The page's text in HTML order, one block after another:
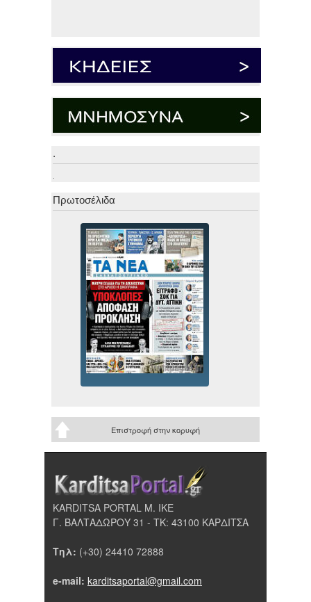
.
.
Πρωτοσέλιδα
Επιστροφή στην κορυφή
KARDITSA PORTAL Μ. ΙΚΕ
Γ. ΒΑΛΤΑΔΩΡΟΥ 31 - ΤΚ: 43100 ΚΑΡΔΙΤΣΑ
Τηλ: (+30) 24410 72888
e-mail: karditsaportal@gmail.com